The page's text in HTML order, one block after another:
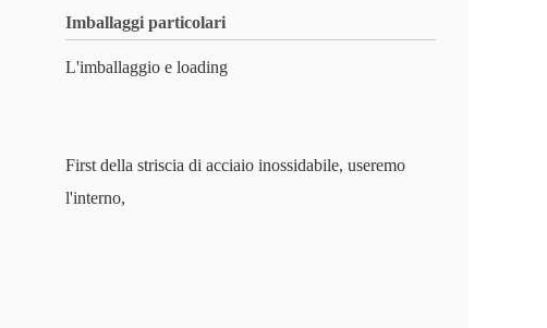
Imballaggi particolari
L'imballaggio e loading
First della striscia di acciaio inossidabile, useremo
l'interno,